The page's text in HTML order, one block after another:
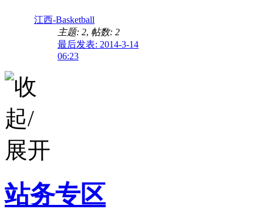
江西-Basketball
主题: 2, 帖数: 2
最后发表: 2014-3-14
06:23
站务专区